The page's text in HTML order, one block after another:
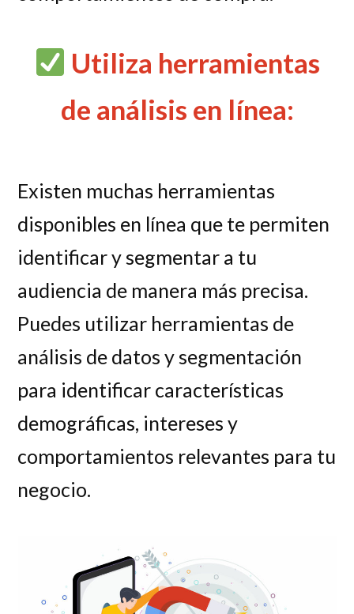
Utiliza herramientas
de análisis en línea:
Existen muchas herramientas
disponibles en línea que te permiten
identificar y segmentar a tu
audiencia de manera más precisa.
Puedes utilizar herramientas de
análisis de datos y segmentación
para identificar características
demográficas, intereses y
comportamientos relevantes para tu
negocio.